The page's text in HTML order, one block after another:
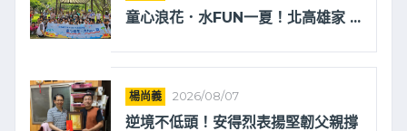
童心浪花．水FUN一夏！北高雄家 ...
楊尚義 2026/08/07
逆境不低頭！安得烈表揚堅韌父親撐